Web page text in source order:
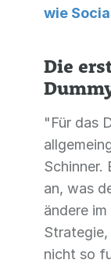
wie
Die
"Für das
Schinner.
an, was
ändere
nicht so